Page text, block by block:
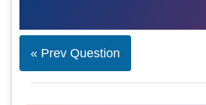
« Prev Question